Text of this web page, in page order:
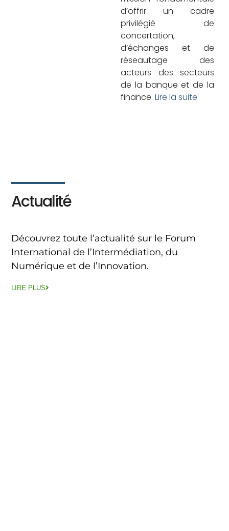
d’offrir un cadre
privilégié de
concertation,
d’échanges et de
réseautage des
acteurs des secteurs
de la banque et de la
finance.Lire la suite
Actualité
Découvrez toute l’actualité sur le Forum
International de l’Intermédiation, du
Numérique et de l’Innovation.
LIRE PLUS